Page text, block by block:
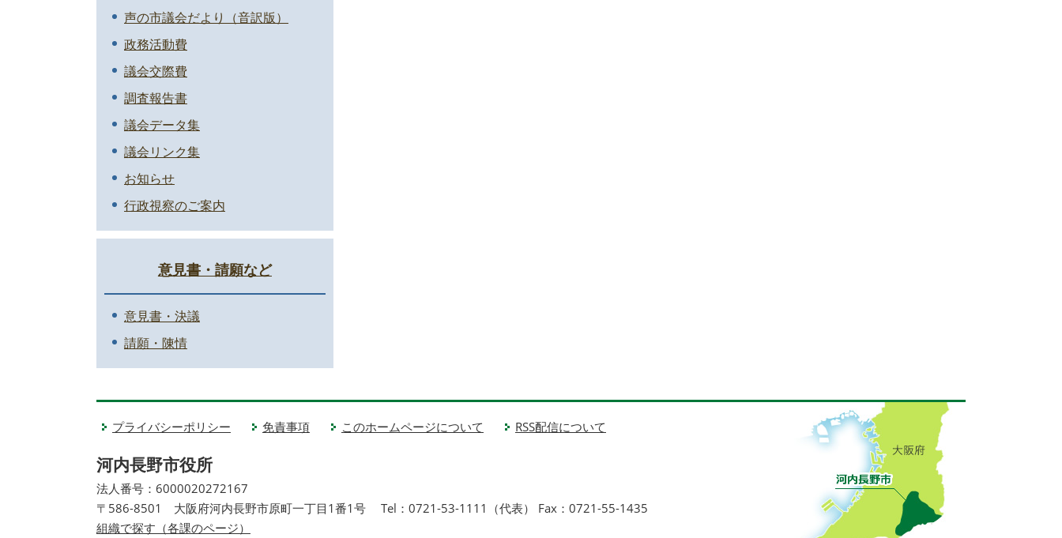
声の市議会だより（音訳版）
政務活動費
議会交際費
調査報告書
議会データ集
議会リンク集
お知らせ
行政視察のご案内
意見書・請願など
意見書・決議
請願・陳情
プライバシーポリシー 免責事項 このホームページについて RSS配信について
河内長野市役所
法人番号：6000020272167
〒586-8501 大阪府河内長野市原町一丁目1番1号
Tel：0721-53-1111（代表） Fax：0721-55-1435
組織で探す（各課のページ）